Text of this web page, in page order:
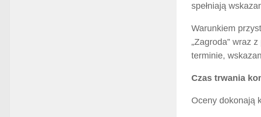
spełniają
Warunkiem
„Zagroda” wraz
terminie,
Czas trwania
Oceny dokonają